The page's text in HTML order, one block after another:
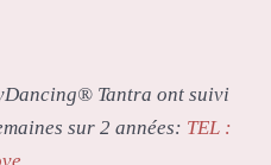
Tantra ont suivi
sur 2 années: TEL :